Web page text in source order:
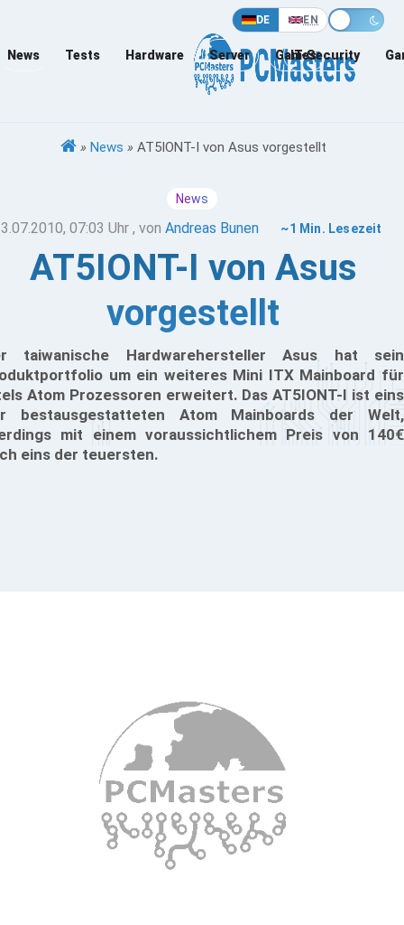
DE EN
News Tests Hardware Server Games
IT-Security
» News » AT5IONT-I von Asus vorgestellt
News
07:03 Uhr , vonAndreas Bunen ~1 Min. Lesezeit
AT5IONT-I von Asus
vorgestellt
taiwanische Hardwarehersteller Asus hat sein
um ein weiteres Mini ITX Mainboard für
Atom Prozessoren erweitert. Das AT5IONT-I ist eins
bestausgestatteten Atom Mainboards der Welt,
mit einem voraussichtlichem Preis von 140€
eins der teuersten.